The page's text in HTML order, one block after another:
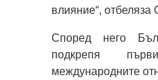
влияние“, отбеляза
Според него
подкрепя
международните